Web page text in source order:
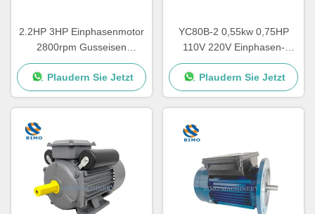
2.2HP 3HP Einphasenmotor
2800rpm Gusseisen
Gehäuse Kondensator
Startmotor CSR
Plaudern Sie Jetzt
YC80B-2 0,55kw 0,75HP
110V 220V Einphasen-
Elektromotor für
Luftkompressor
Plaudern Sie Jetzt